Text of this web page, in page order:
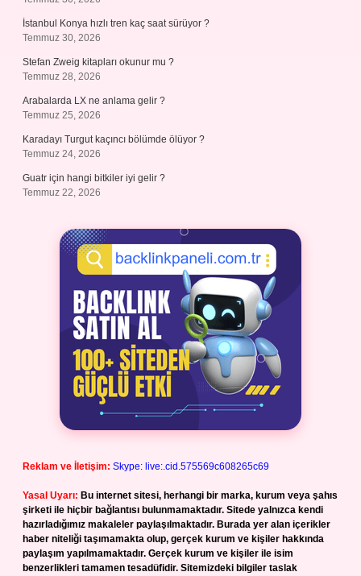
İstanbul Konya hızlı tren kaç saat sürüyor ?
Temmuz 30, 2026
Stefan Zweig kitapları okunur mu ?
Temmuz 28, 2026
Arabalarda LX ne anlama gelir ?
Temmuz 25, 2026
Karadayı Turgut kaçıncı bölümde ölüyor ?
Temmuz 24, 2026
Guatr için hangi bitkiler iyi gelir ?
Temmuz 22, 2026
Reklam ve İletişim: Skype: live:.cid.575569c608265c69
Yasal Uyarı: Bu internet sitesi, herhangi bir marka, kurum veya şahıs
şirketi ile hiçbir bağlantısı bulunmamaktadır. Sitede yalnızca kendi
hazırladığımız makaleler paylaşılmaktadır. Burada yer alan içerikler
haber niteliği taşımamakta olup, gerçek kurum ve kişiler hakkında
paylaşım yapılmamaktadır. Gerçek kurum ve kişiler ile isim
benzerlikleri tamamen tesadüfidir. Sitemizdeki bilgiler taslak